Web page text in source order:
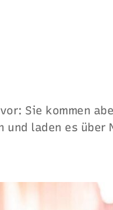
Sie kommen
und laden es über